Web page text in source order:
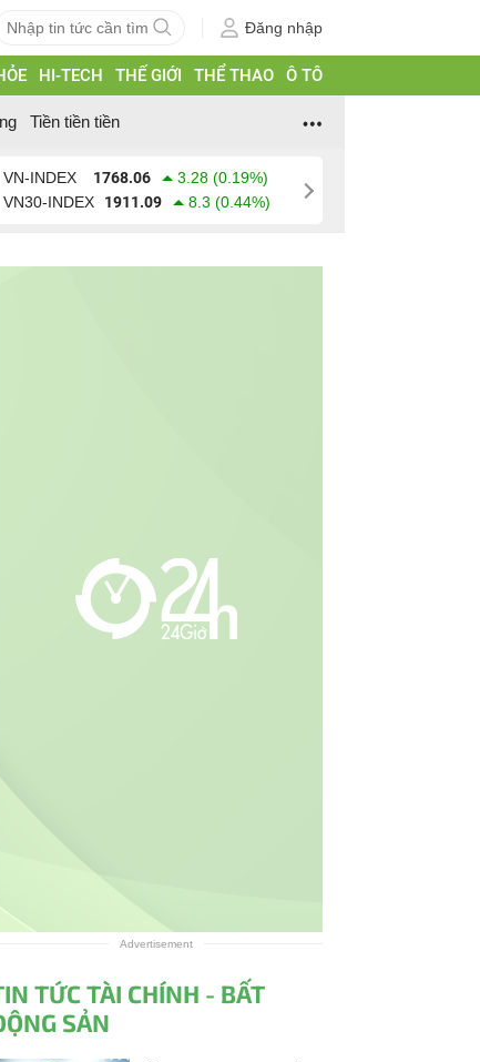
Đăng nhập
HI-TECH THẾ GIỚI THỂ THAO Ô TÔ
Tiền tiền tiền
VN-INDEX 1768.06
3.28 (0.19%)
VN30-INDEX
1911.09 8.3 (0.44%)
Advertisement
TỨC TÀI CHÍNH - BẤT
SẢN